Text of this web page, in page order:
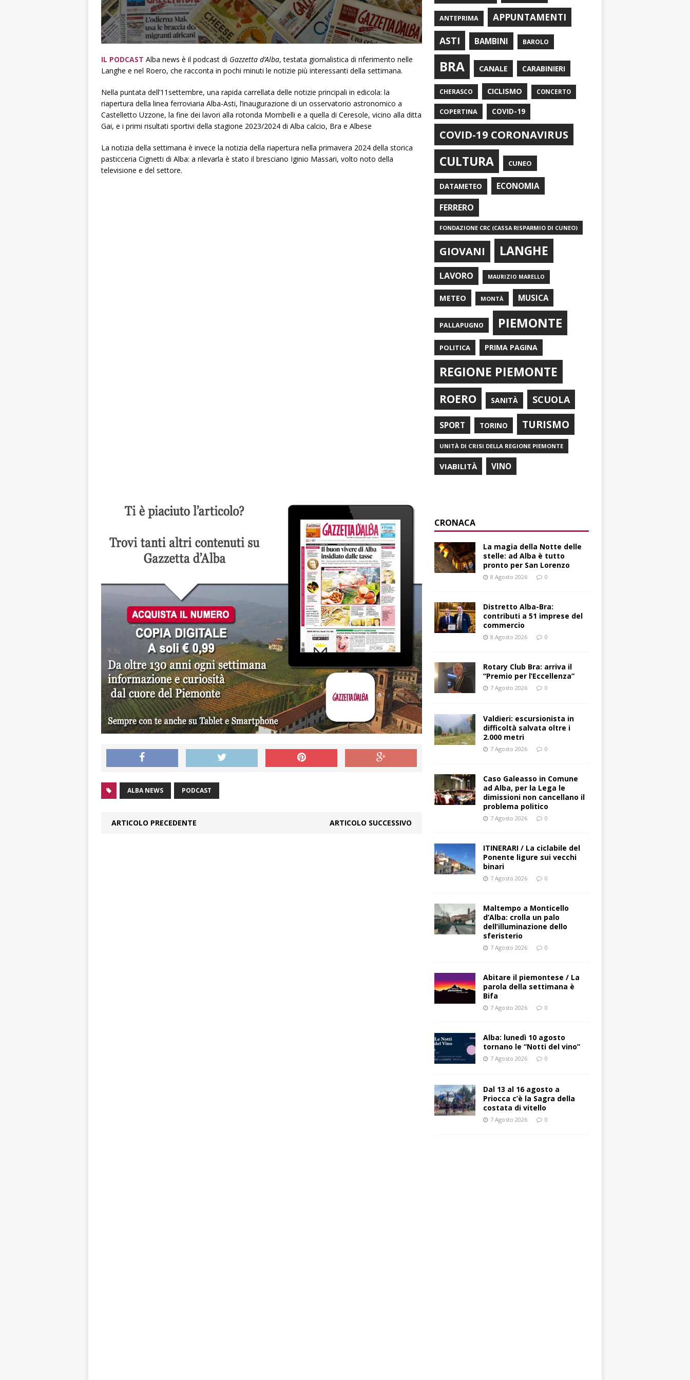
IL PODCAST Alba news è il podcast di Gazzetta d’Alba, testata giornalistica di riferimento nelle
Langhe e nel Roero, che racconta in pochi minuti le notizie più interessanti della settimana.
Nella puntata dell’11settembre, una rapida carrellata delle notizie principali in edicola: la
riapertura della linea ferroviaria Alba-Asti, l’inaugurazione di un osservatorio astronomico a
Castelletto Uzzone, la fine dei lavori alla rotonda Mombelli e a quella di Ceresole, vicino alla ditta
Gai, e i primi risultati sportivi della stagione 2023/2024 di Alba calcio, Bra e Albese
La notizia della settimana è invece la notizia della riapertura nella primavera 2024 della storica
pasticceria Cignetti di Alba: a rilevarla è stato il bresciano Iginio Massari, volto noto della
televisione e del settore.
ALBA NEWS PODCAST
ARTICOLO PRECEDENTE ARTICOLO SUCCESSIVO
ANTEPRIMA
APPUNTAMENTI
ASTI
BAMBINI BAROLO
BRA CANALE CARABINIERI
CHERASCO CICLISMO CONCERTO
COPERTINA COVID-19
COVID-19 CORONAVIRUS
CULTURA CUNEO
DATAMETEO ECONOMIA
FERRERO
FONDAZIONE CRC (CASSA RISPARMIO DI CUNEO)
GIOVANI LANGHE
LAVORO MAURIZIO MARELLO
METEO MONTÀ MUSICA
PALLAPUGNO PIEMONTE
POLITICA PRIMA PAGINA
REGIONE PIEMONTE
ROERO SANITÀ SCUOLA
SPORT TORINO TURISMO
UNITÀ DI CRISI DELLA REGIONE PIEMONTE
VIABILITÀ VINO
CRONACA
La magia della Notte delle
stelle: ad Alba è tutto
pronto per San Lorenzo
8 Agosto 2026 0
Distretto Alba-Bra:
contributi a 51 imprese del
commercio
8 Agosto 2026 0
Rotary Club Bra: arriva il
“Premio per l’Eccellenza”
7 Agosto 2026 0
Valdieri: escursionista in
difficoltà salvata oltre i
2.000 metri
7 Agosto 2026 0
Caso Galeasso in Comune
ad Alba, per la Lega le
dimissioni non cancellano il
problema politico
7 Agosto 2026 0
ITINERARI / La ciclabile del
Ponente ligure sui vecchi
binari
7 Agosto 2026 0
Maltempo a Monticello
d’Alba: crolla un palo
dell’illuminazione dello
sferisterio
7 Agosto 2026 0
Abitare il piemontese / La
parola della settimana è
Bifa
7 Agosto 2026 0
Alba: lunedì 10 agosto
tornano le “Notti del vino”
7 Agosto 2026 0
Dal 13 al 16 agosto a
Priocca c’è la Sagra della
costata di vitello
7 Agosto 2026 0